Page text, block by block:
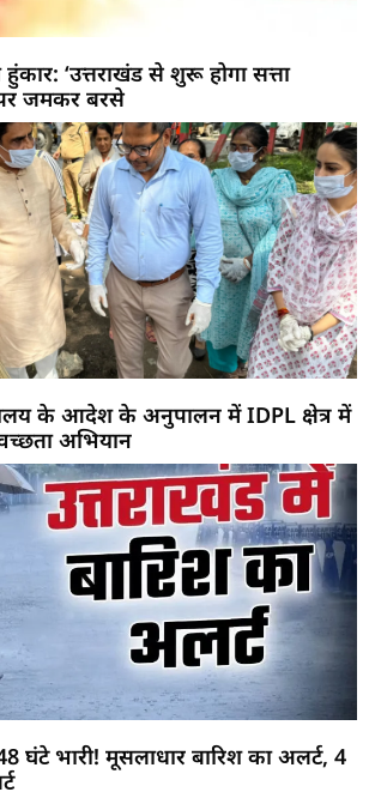
‘उत्तराखंड से शुरू होगा सत्ता
पर जमकर बरसे
के आदेश के अनुपालन में IDPL क्षेत्र में
अभियान
घंटे भारी! मूसलाधार बारिश का अलर्ट, 4